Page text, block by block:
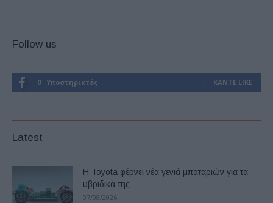
Follow us
0 Υποστηρικτές ΚΆΝΤΕ LIKE
Latest
Η Toyota φέρνει νέα γενιά μπαταριών για τα
υβριδικά της
07/08/2026